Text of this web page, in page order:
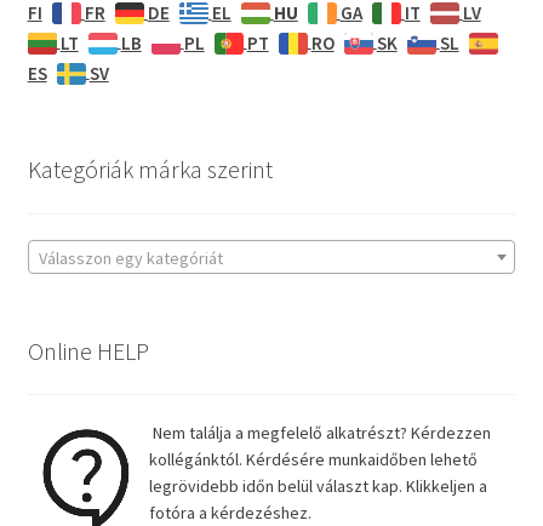
FI
FR DE EL HU GA IT
LV
LT
LB PL PT RO SK
SL
ES
SV
Kategóriák márka szerint
Válasszon egy kategóriát
Online HELP
Nem találja a megfelelő alkatrészt? Kérdezzen
kollégánktól. Kérdésére munkaidőben lehető
legrövidebb időn belül választ kap. Klikkeljen a
fotóra a kérdezéshez.